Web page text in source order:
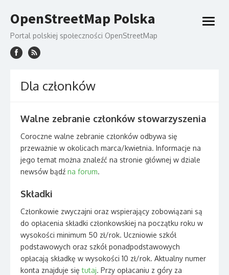
to
content
OpenStreetMap Polska
Portal polskiej społeczności OpenStreetMap
open
Dla członków
Walne zebranie członków stowarzyszenia
Coroczne walne zebranie członków odbywa się
przeważnie w okolicach marca/kwietnia. Informacje na
jego temat można znaleźć na stronie głównej w dziale
newsów bądź na forum.
Składki
Członkowie zwyczajni oraz wspierający zobowiązani są
do opłacenia składki członkowskiej na początku roku w
wysokości minimum 50 zł/rok. Uczniowie szkół
podstawowych oraz szkół ponadpodstawowych
opłacają składkę w wysokości 10 zł/rok. Aktualny numer
konta znajduje siętutaj. Przy opłacaniu z góry za